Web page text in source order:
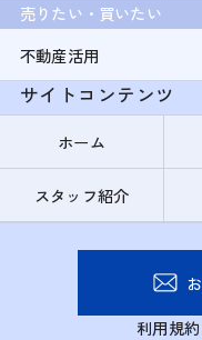
売りたい・買いたい
不動産活用
サイトコンテンツ
ホーム
スタッフ紹介
利用規約